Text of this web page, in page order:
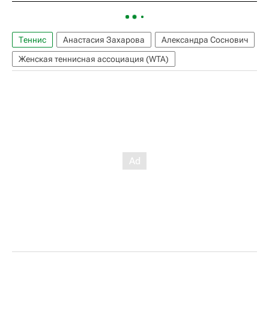
Теннис Анастасия Захарова
Александра Соснович
Женская теннисная ассоциация (WTA)